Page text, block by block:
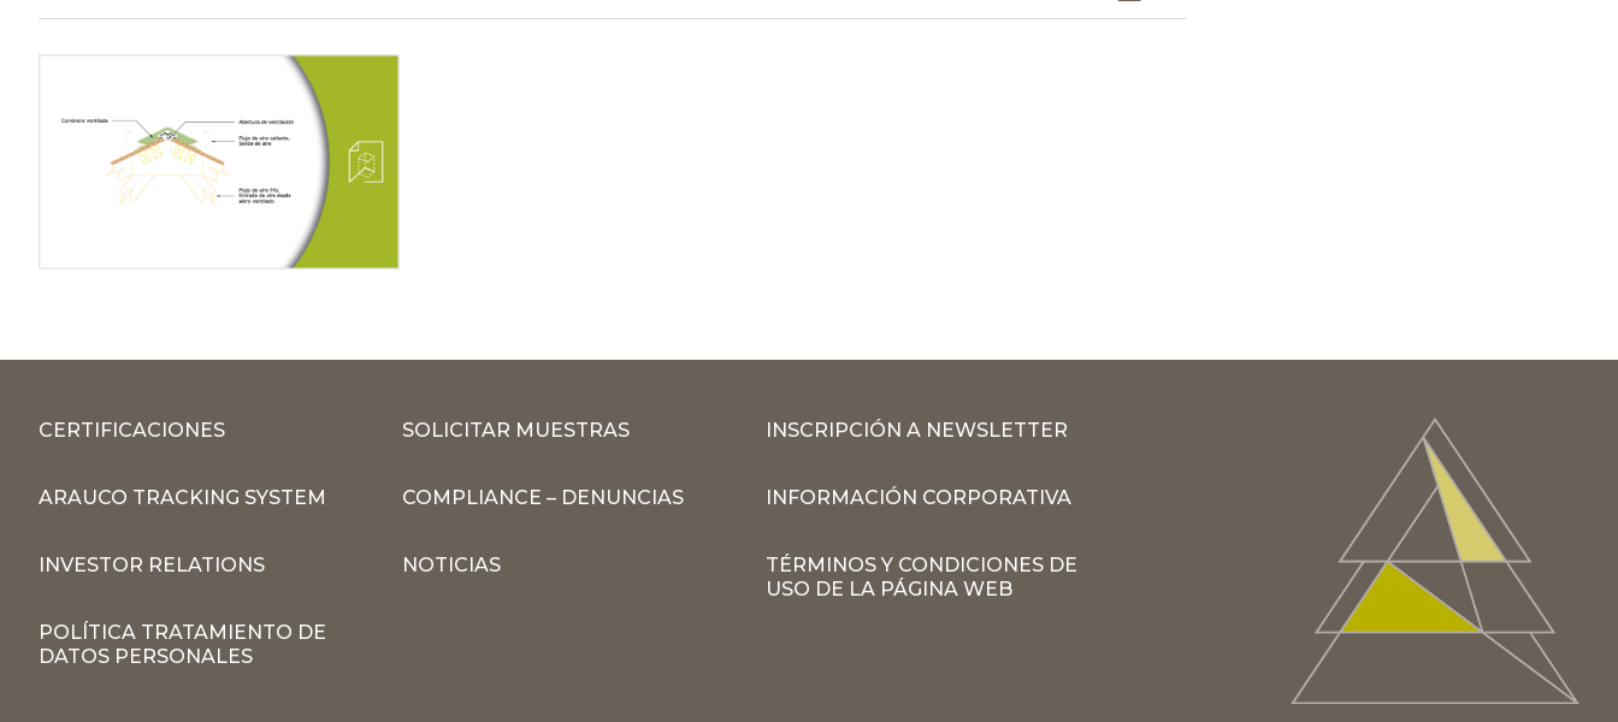
CERTIFICACIONES SOLICITAR MUESTRAS INSCRIPCIÓN A NEWSLETTER
ARAUCO TRACKING SYSTEM COMPLIANCE – DENUNCIAS INFORMACIÓN CORPORATIVA
INVESTOR RELATIONS NOTICIAS
TÉRMINOS Y CONDICIONES DE
USO DE LA PÁGINA WEB
POLÍTICA TRATAMIENTO DE
DATOS PERSONALES